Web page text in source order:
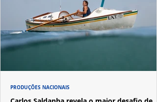
PRODUÇÕES NACIONAIS